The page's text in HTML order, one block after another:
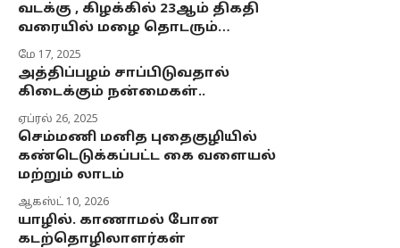
வடக்கு , கிழக்கில் 23ஆம் திகதி
வரையில் மழை தொடரும்…
மே 17, 2025
அத்திப்பழம் சாப்பிடுவதால்
கிடைக்கும் நன்மைகள்..
ஏப்ரல் 26, 2025
செம்மணி மனித புதைகுழியில்
கண்டெடுக்கப்பட்ட கை வளையல்
மற்றும் லாடம்
ஆகஸ்ட் 10, 2026
யாழில். காணாமல் போன
கடற்தொழிலாளர்கள்